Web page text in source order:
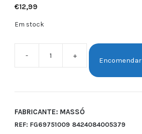
€12,99
Em stock
- +
Encomendar
FABRICANTE: MASSÓ
REF: FG69751009 8424084005379